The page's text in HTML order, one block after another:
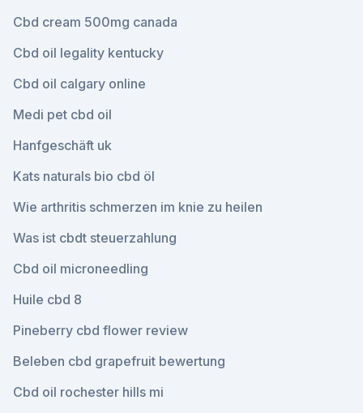
Cbd cream 500mg canada
Cbd oil legality kentucky
Cbd oil calgary online
Medi pet cbd oil
Hanfgeschäft uk
Kats naturals bio cbd öl
Wie arthritis schmerzen im knie zu heilen
Was ist cbdt steuerzahlung
Cbd oil microneedling
Huile cbd 8
Pineberry cbd flower review
Beleben cbd grapefruit bewertung
Cbd oil rochester hills mi